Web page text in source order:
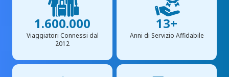
1.600.000
Viaggiatori Connessi dal
2012
13+
Anni di Servizio Affidabile